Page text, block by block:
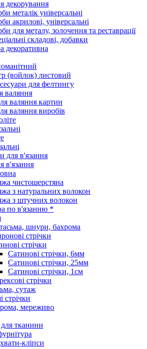
декорування
металік універсальні
акрилові, універсальні
для металу, золочення та реставрації
складові, добавки
декоративна
(войлок) листовий
для фелтингу
валяння
валяння картин
валяння виробів
для в'язання
в'язання
чистошерстяна
з натуральних волокон
з штучних волокон
по в'язанню *
шнури, бахрома
стрічки
стрічки
Сатинові стрічки, 6мм
Сатинові стрічки, 25мм
Сатинові стрічки, 1см
стрічки
сутаж
стрічки
мереживо
тканини
кліпси